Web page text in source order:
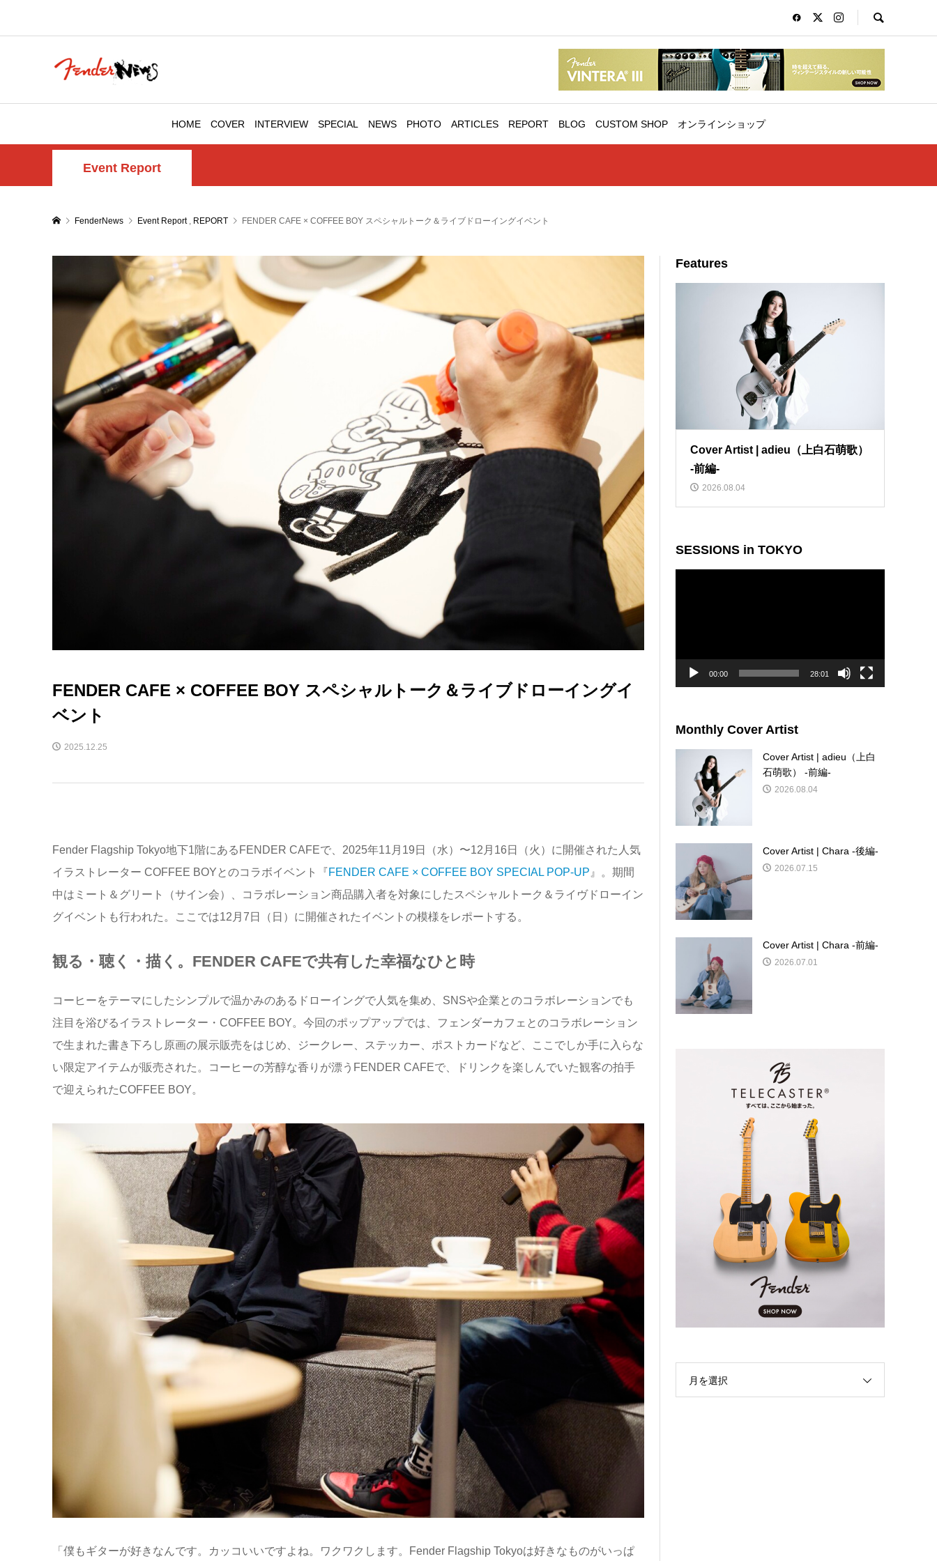
HOME COVER INTERVIEW SPECIAL NEWS PHOTO ARTICLES REPORT BLOG CUSTOM SHOP オンラインショップ
Event Report
FenderNews Event Report , REPORT FENDER CAFE × COFFEE BOY スペシャルトーク＆ライブドローイングイベント
FENDER CAFE × COFFEE BOY スペシャルトーク＆ライブドローイングイ
ベント
2025.12.25
Fender Flagship Tokyo地下1階にあるFENDER CAFEで、2025年11月19日（水）〜12月16日（火）に開催された人気
イラストレーター COFFEE BOYとのコラボイベント『FENDER CAFE × COFFEE BOY SPECIAL POP-UP』。期間
中はミート＆グリート（サイン会）、コラボレーション商品購入者を対象にしたスペシャルトーク＆ライヴドローイン
グイベントも行われた。ここでは12月7日（日）に開催されたイベントの模様をレポートする。
観る・聴く・描く。FENDER CAFEで共有した幸福なひと時
コーヒーをテーマにしたシンプルで温かみのあるドローイングで人気を集め、SNSや企業とのコラボレーションでも
注目を浴びるイラストレーター・COFFEE BOY。今回のポップアップでは、フェンダーカフェとのコラボレーション
で生まれた書き下ろし原画の展示販売をはじめ、ジークレー、ステッカー、ポストカードなど、ここでしか手に入らな
い限定アイテムが販売された。コーヒーの芳醇な香りが漂うFENDER CAFEで、ドリンクを楽しんでいた観客の拍手
で迎えられたCOFFEE BOY。
「僕もギターが好きなんです。カッコいいですよね。ワクワクします。Fender Flagship Tokyoは好きなものがいっぱ
Features
Cover Artist | adieu（上白石萌歌）
-前編-
2026.08.04
SESSIONS in TOKYO
00:00 28:01
Monthly Cover Artist
Cover Artist | adieu（上白
石萌歌） -前編-
2026.08.04
Cover Artist | Chara -後編-
2026.07.15
Cover Artist | Chara -前編-
2026.07.01
月を選択